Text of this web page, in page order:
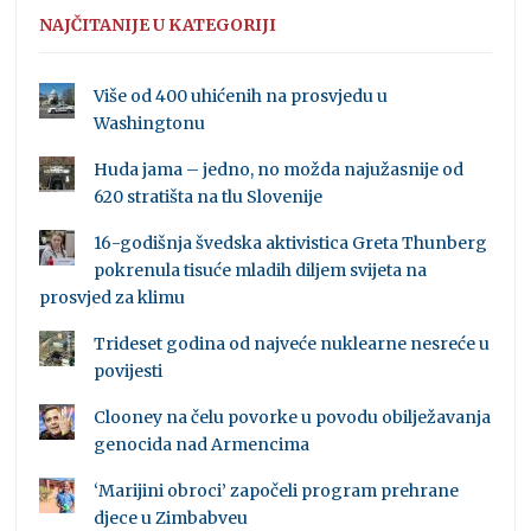
NAJČITANIJE U KATEGORIJI
Više od 400 uhićenih na prosvjedu u
Washingtonu
Huda jama – jedno, no možda najužasnije od
620 stratišta na tlu Slovenije
16-godišnja švedska aktivistica Greta Thunberg
pokrenula tisuće mladih diljem svijeta na
prosvjed za klimu
Trideset godina od najveće nuklearne nesreće u
povijesti
Clooney na čelu povorke u povodu obilježavanja
genocida nad Armencima
‘Marijini obroci’ započeli program prehrane
djece u Zimbabveu